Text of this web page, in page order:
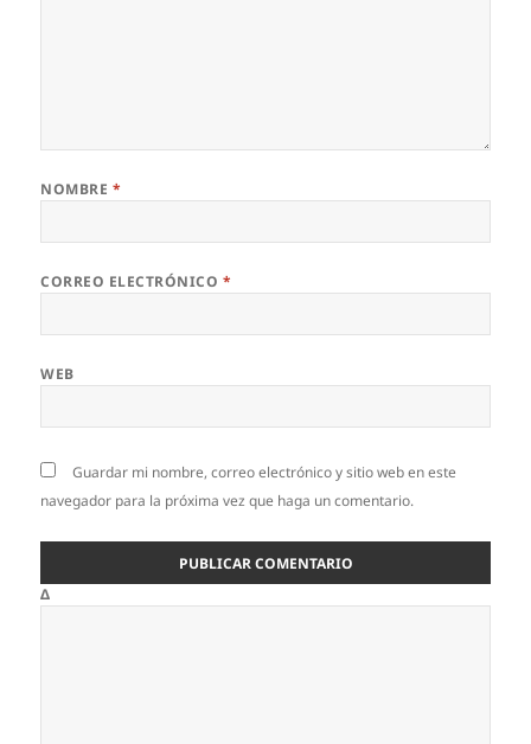
NOMBRE *
CORREO ELECTRÓNICO *
WEB
Guardar mi nombre, correo electrónico y sitio web en este
navegador para la próxima vez que haga un comentario.
Δ